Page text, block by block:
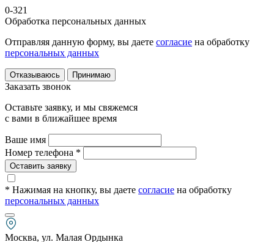
0-321
Обработка персональных данных
Отправляя данную форму, вы даете согласие на обработку
персональных данных
Отказываюсь Принимаю
Заказать звонок
Оставьте заявку, и мы свяжемся
с вами в ближайшее время
Ваше имя
Номер телефона *
Оставить заявку
* Нажимая на кнопку, вы даете согласие на обработку
персональных данных
Москва, ул. Малая Ордынка